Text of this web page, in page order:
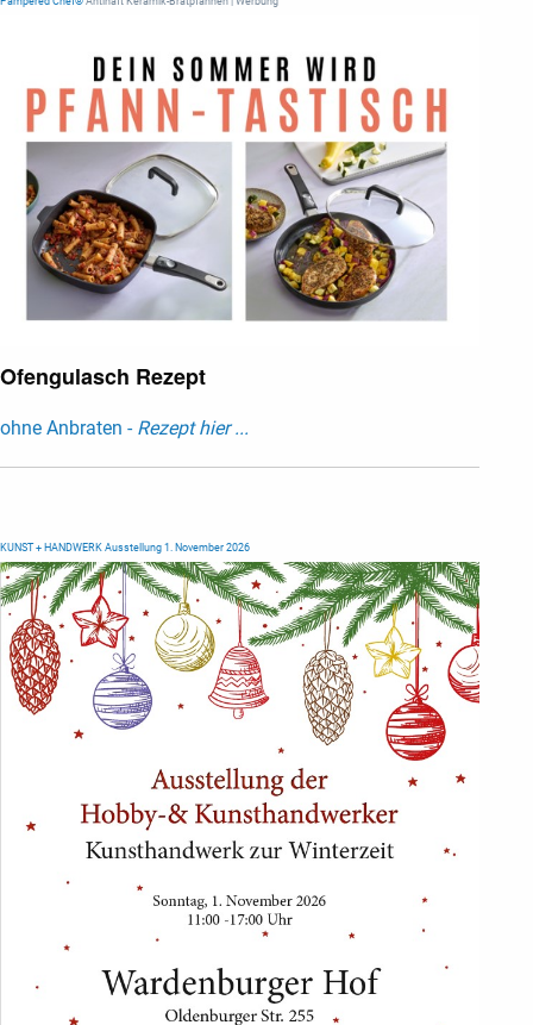
Ofengulasch Rezept
ohne Anbraten - Rezept hier ...
KUNST + HANDWERK Ausstellung 1. November 2026